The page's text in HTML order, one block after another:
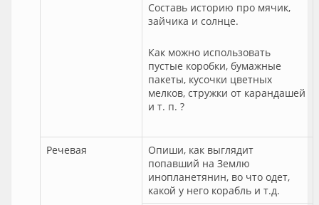
Составь историю про мячик,
зайчика и солнце.
Как можно использовать
пустые коробки, бумажные
пакеты, кусочки цветных
мелков, стружки от карандашей
и т. п. ?
Речевая
Опиши, как выглядит
попавший на Землю
инопланетянин, во что одет,
какой у него корабль и т.д.